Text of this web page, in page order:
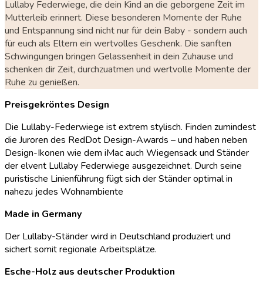
Lullaby Federwiege, die dein Kind an die geborgene Zeit im
Mutterleib erinnert. Diese besonderen Momente der Ruhe
und Entspannung sind nicht nur für dein Baby - sondern auch
für euch als Eltern ein wertvolles Geschenk. Die sanften
Schwingungen bringen Gelassenheit in dein Zuhause und
schenken dir Zeit, durchzuatmen und wertvolle Momente der
Ruhe zu genießen.
Preisgekröntes Design
Die Lullaby-Federwiege ist extrem stylisch. Finden zumindest
die Juroren des RedDot Design-Awards – und haben neben
Design-Ikonen wie dem iMac auch Wiegensack und Ständer
der elvent Lullaby Federwiege ausgezeichnet. Durch seine
puristische Linienführung fügt sich der Ständer optimal in
nahezu jedes Wohnambiente
Made in Germany
Der Lullaby-Ständer wird in Deutschland produziert und
sichert somit regionale Arbeitsplätze.
Esche-Holz aus deutscher Produktion